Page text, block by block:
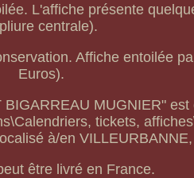
L'affiche présente
centrale).
Affiche entoilée
Euros).
MUGNIER"
tickets,
à/en
être livré en France.